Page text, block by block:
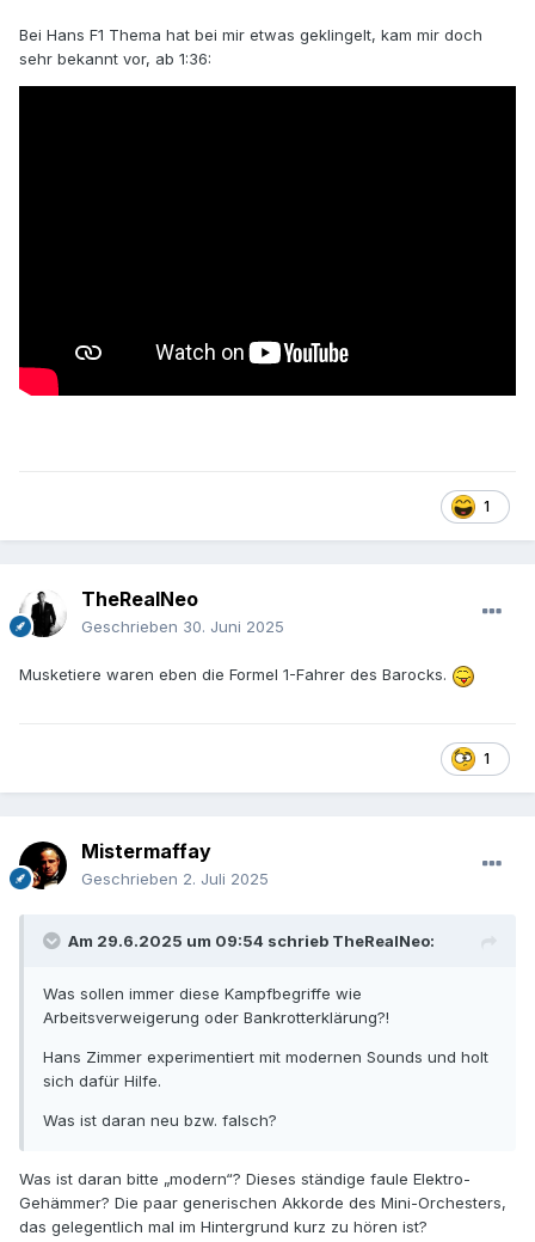
Bei Hans F1 Thema hat bei mir etwas geklingelt, kam mir doch
sehr bekannt vor, ab 1:36:
1
TheRealNeo
Geschrieben 30. Juni 2025
Musketiere waren eben die Formel 1-Fahrer des Barocks.
1
Mistermaffay
Geschrieben 2. Juli 2025
Am 29.6.2025 um 09:54 schrieb TheRealNeo:
Was sollen immer diese Kampfbegriffe wie
Arbeitsverweigerung oder Bankrotterklärung?!
Hans Zimmer experimentiert mit modernen Sounds und holt
sich dafür Hilfe.
Was ist daran neu bzw. falsch?
Was ist daran bitte „modern“? Dieses ständige faule Elektro-
Gehämmer? Die paar generischen Akkorde des Mini-Orchesters,
das gelegentlich mal im Hintergrund kurz zu hören ist?